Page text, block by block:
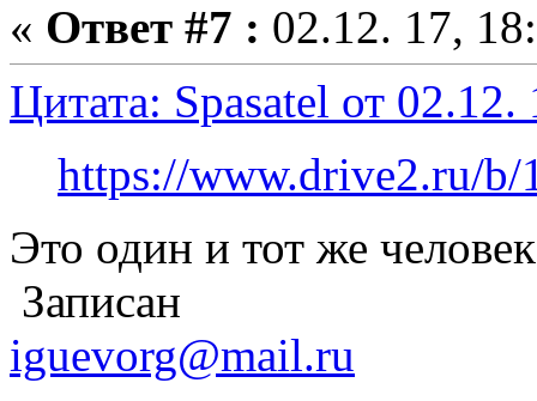
« Ответ #7 : 02.12. 17,
Цитата: Spasatel от
https://www.drive2.ru/b/
Это один и тот же
Записан
iguevorg@mail.ru